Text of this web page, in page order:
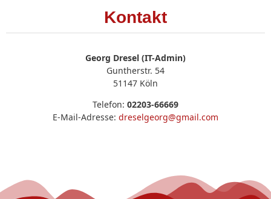
Kontakt
Georg Dresel (IT-Admin)
Guntherstr. 54
51147 Köln
Telefon: 02203-66669
E-Mail-Adresse: dreselgeorg@gmail.com